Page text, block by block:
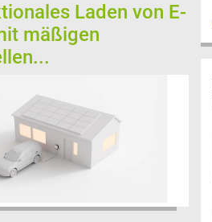
Laden von E-
mäßigen